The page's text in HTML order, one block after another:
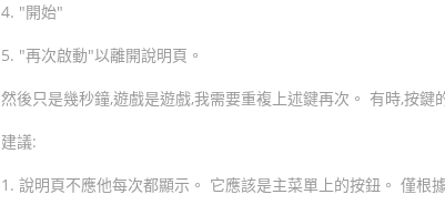
4. "開始"
5. "再次啟動"以離開說明頁。
然後只是幾秒鐘,遊戲是遊戲,我需要重複上述鍵再次。 有時,按鍵
建議:
1. 說明頁不應他每次都顯示。 它應該是主菜單上的按鈕。 僅根